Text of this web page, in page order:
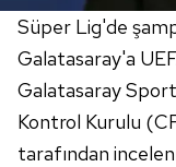
Süper Lig'de
Galatasaray'a
Galatasaray
Kontrol Kurulu
tarafından